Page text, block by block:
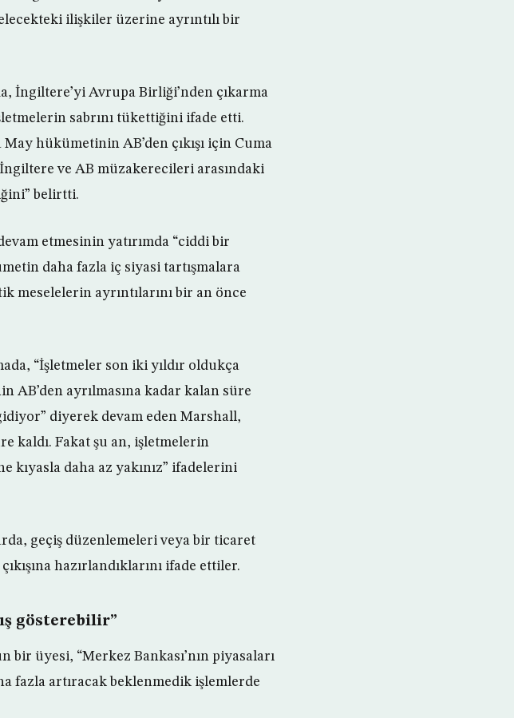
ilişkiler üzerine ayrıntılı bir
İngiltere’yi Avrupa Birliği’nden çıkarma
sabrını tükettiğini ifade etti.
hükümetinin AB’den çıkışı için Cuma
ve AB müzakerecileri arasındaki
belirtti.
etmesinin yatırımda “ciddi bir
daha fazla iç siyasi tartışmalara
meselelerin ayrıntılarını bir an önce
“İşletmeler son iki yıldır oldukça
AB’den ayrılmasına kadar kalan süre
diyerek devam eden Marshall,
kaldı. Fakat şu an, işletmelerin
daha az yakınız” ifadelerini
geçiş düzenlemeleri veya bir ticaret
hazırlandıklarını ifade ettiler.
gösterebilir”
üyesi, “Merkez Bankası’nın piyasaları
fazla artıracak beklenmedik işlemlerde